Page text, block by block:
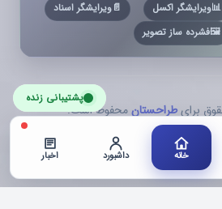
پشتیبانی زنده
📊ویرایشگر اکسل 📄ویرایشگر اسناد
🖼️فشرده ساز تصویر
طراحستانمحفوظ است.
اخبار داشبورد خانه